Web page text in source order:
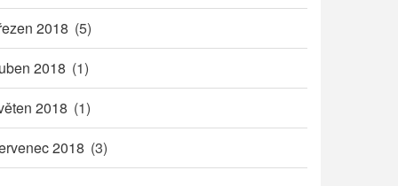
2018 (5)
2018 (1)
2018 (1)
2018 (3)